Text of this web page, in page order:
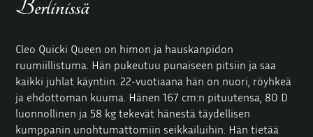
Berlinissä
Cleo Quicki Queen on himon ja hauskanpidon
ruumiillistuma. Hän pukeutuu punaiseen pitsiin ja saa
kaikki juhlat käyntiin. 22-vuotiaana hän on nuori, röyhkeä
ja ehdottoman kuuma. Hänen 167 cm:n pituutensa, 80 D
luonnollinen ja 58 kg tekevät hänestä täydellisen
kumppanin unohtumattomiin seikkailuihin. Hän tietää